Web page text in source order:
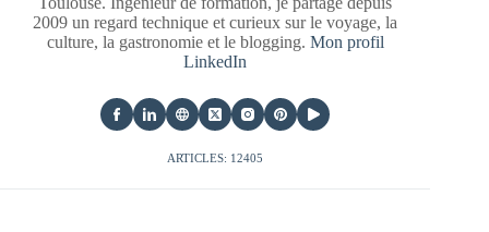
2009 un regard technique et curieux sur le voyage, la
culture, la gastronomie et le blogging. Mon profil
LinkedIn
ARTICLES: 12405